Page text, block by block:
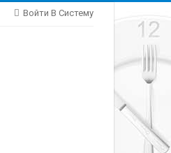
Войти В Систему